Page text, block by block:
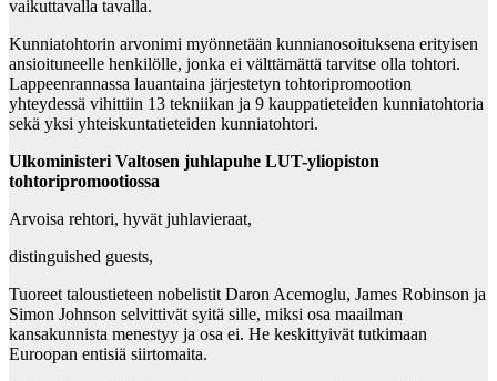
vaikuttavalla tavalla.
Kunniatohtorin arvonimi myönnetään kunnianosoituksena erityisen
ansioituneelle henkilölle, jonka ei välttämättä tarvitse olla tohtori.
Lappeenrannassa lauantaina järjestetyn tohtoripromootion
yhteydessä vihittiin 13 tekniikan ja 9 kauppatieteiden kunniatohtoria
sekä yksi yhteiskuntatieteiden kunniatohtori.
Ulkoministeri Valtosen juhlapuhe LUT-yliopiston
tohtoripromootiossa
Arvoisa rehtori, hyvät juhlavieraat,
distinguished guests,
Tuoreet taloustieteen nobelistit Daron Acemoglu, James Robinson ja
Simon Johnson selvittivät syitä sille, miksi osa maailman
kansakunnista menestyy ja osa ei. He keskittyivät tutkimaan
Euroopan entisiä siirtomaita.